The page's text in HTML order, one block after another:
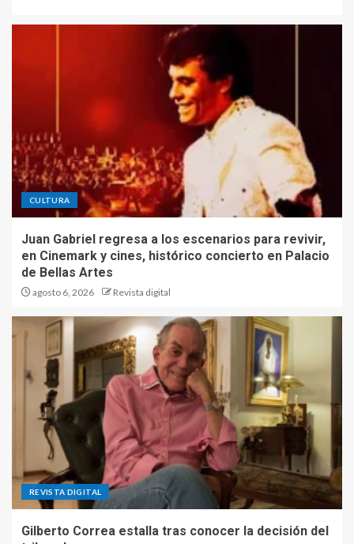
CULTURA
Juan Gabriel regresa a los escenarios para revivir,
en Cinemark y cines, histórico concierto en Palacio
de Bellas Artes
agosto 6, 2026 Revista digital
REVISTA DIGITAL
Gilberto Correa estalla tras conocer la decisión del